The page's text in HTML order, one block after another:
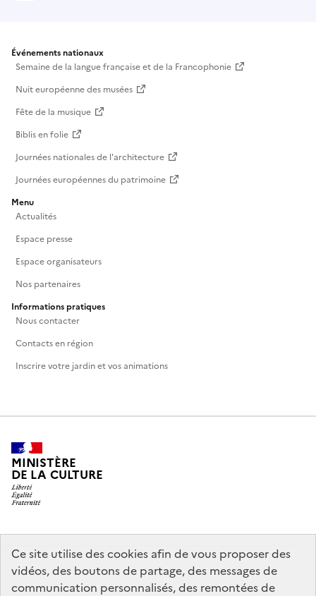
Ce site utilise des cookies afin de vous proposer des
vidéos, des boutons de partage, des messages de
communication personnalisés, des remontées de
Événements nationaux
Semaine de la langue française et de la Francophonie
Nuit européenne des musées
Fête de la musique
Biblis en folie
Journées nationales de l'architecture
Journées européennes du patrimoine
Menu
Actualités
Espace presse
Espace organisateurs
Nos partenaires
Informations pratiques
Nous contacter
Contacts en région
Inscrire votre jardin et vos animations
MINISTÈRE
DE LA CULTURE
legifrance.gouv.fr
info.gouv.fr
service-public.gouv.fr
data.gouv.fr